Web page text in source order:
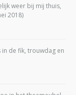
weer bij mij thuis,
2018)
de fik, trouwdag en